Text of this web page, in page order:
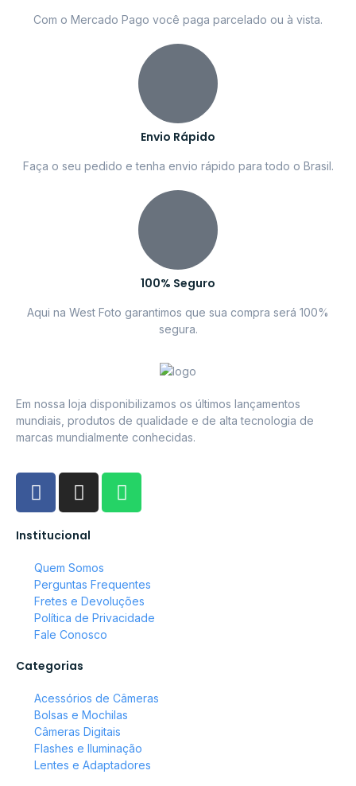
Com o Mercado Pago você paga parcelado ou à vista.
Envio Rápido
Faça o seu pedido e tenha envio rápido para todo o Brasil.
100% Seguro
Aqui na West Foto garantimos que sua compra será 100%
segura.
Em nossa loja disponibilizamos os últimos lançamentos
mundiais, produtos de qualidade e de alta tecnologia de
marcas mundialmente conhecidas.
Institucional
Quem Somos
Perguntas Frequentes
Fretes e Devoluções
Política de Privacidade
Fale Conosco
Categorias
Acessórios de Câmeras
Bolsas e Mochilas
Câmeras Digitais
Flashes e Iluminação
Lentes e Adaptadores